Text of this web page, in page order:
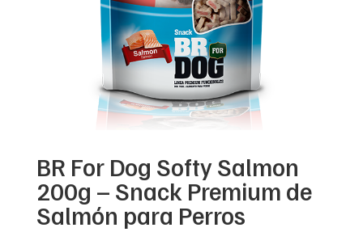
BR For Dog Softy Salmon
200g – Snack Premium de
Salmón para Perros